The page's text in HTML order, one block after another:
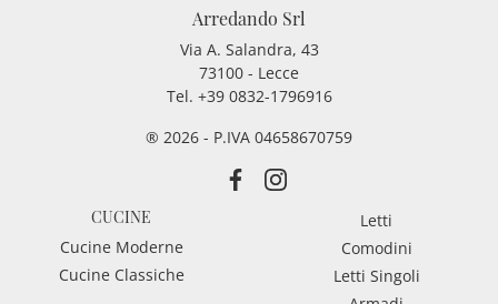
Arredando Srl
Via A. Salandra, 43
73100 - Lecce
Tel. +39 0832-1796916
® 2026 - P.IVA 04658670759
CUCINE
Cucine Moderne
Cucine Classiche
Letti
Comodini
Letti Singoli